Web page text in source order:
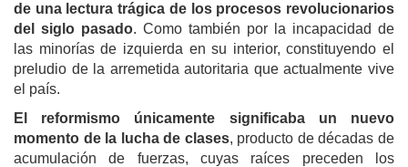
de una lectura trágica de los procesos revolucionarios
del siglo pasado. Como también por la incapacidad de
las minorías de izquierda en su interior, constituyendo el
preludio de la arremetida autoritaria que actualmente vive
el país.
El reformismo únicamente significaba un nuevo
momento de la lucha de clases, producto de décadas de
acumulación de fuerzas, cuyas raíces preceden los